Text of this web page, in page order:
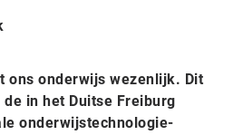
ons onderwijs wezenlijk. Dit
in het Duitse Freiburg
onderwijstechnologie-